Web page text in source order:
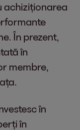
achiziționarea
În prezent,
în
membre,
în
în